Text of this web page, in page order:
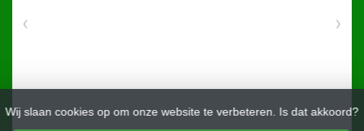
Wij slaan cookies op om onze website te verbeteren. Is dat akkoord?